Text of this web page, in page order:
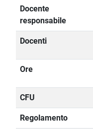
Docente
responsabile
Docenti
Ore
CFU
Regolamento